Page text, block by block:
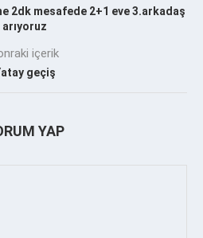
2dk mesafede 2+1 eve 3.arkadaş
arıyoruz
içerik
geçiş
YAP